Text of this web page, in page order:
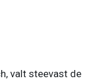
valt steevast de